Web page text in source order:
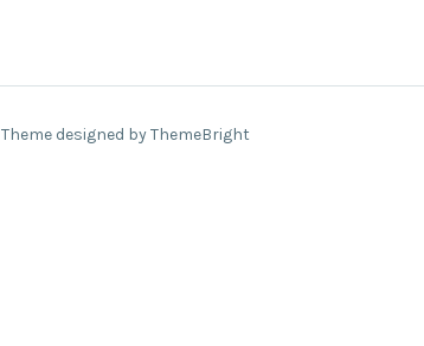
Theme designed by ThemeBright